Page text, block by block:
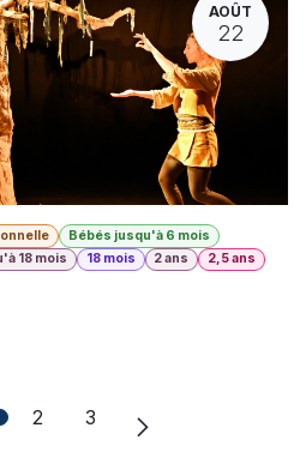
AOÛT
22
Bébés jusqu'à 6 mois
18 mois 18 mois 2 ans
2,5 ans
2 3